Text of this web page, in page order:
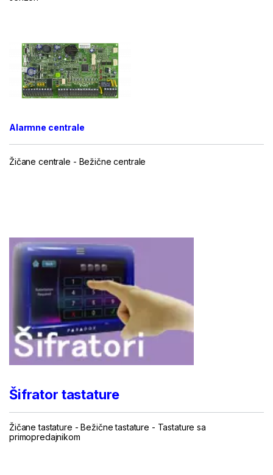
Alarmne centrale
Žičane centrale - Bežične centrale
Šifrator tastature
Žičane tastature -Bežične tastature - Tastature sa
primopredajnikom